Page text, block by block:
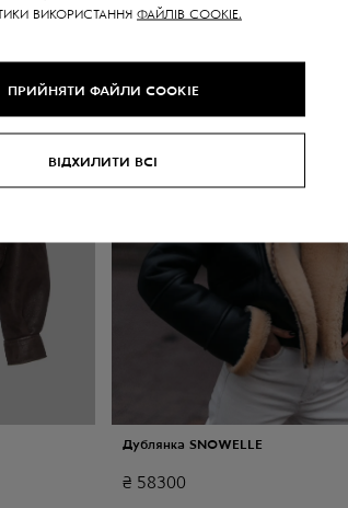
ВИКОРИСТАННЯ ФАЙЛІВ COOKIE.
ПРИЙНЯТИ ФАЙЛИ COOKIE
ВІДХИЛИТИ ВСІ
SALE -40%
Дублянка SNOWELLE
₴ 58300